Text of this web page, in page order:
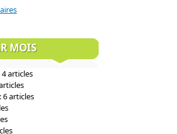
MOIS
4 articles
: 6 articles